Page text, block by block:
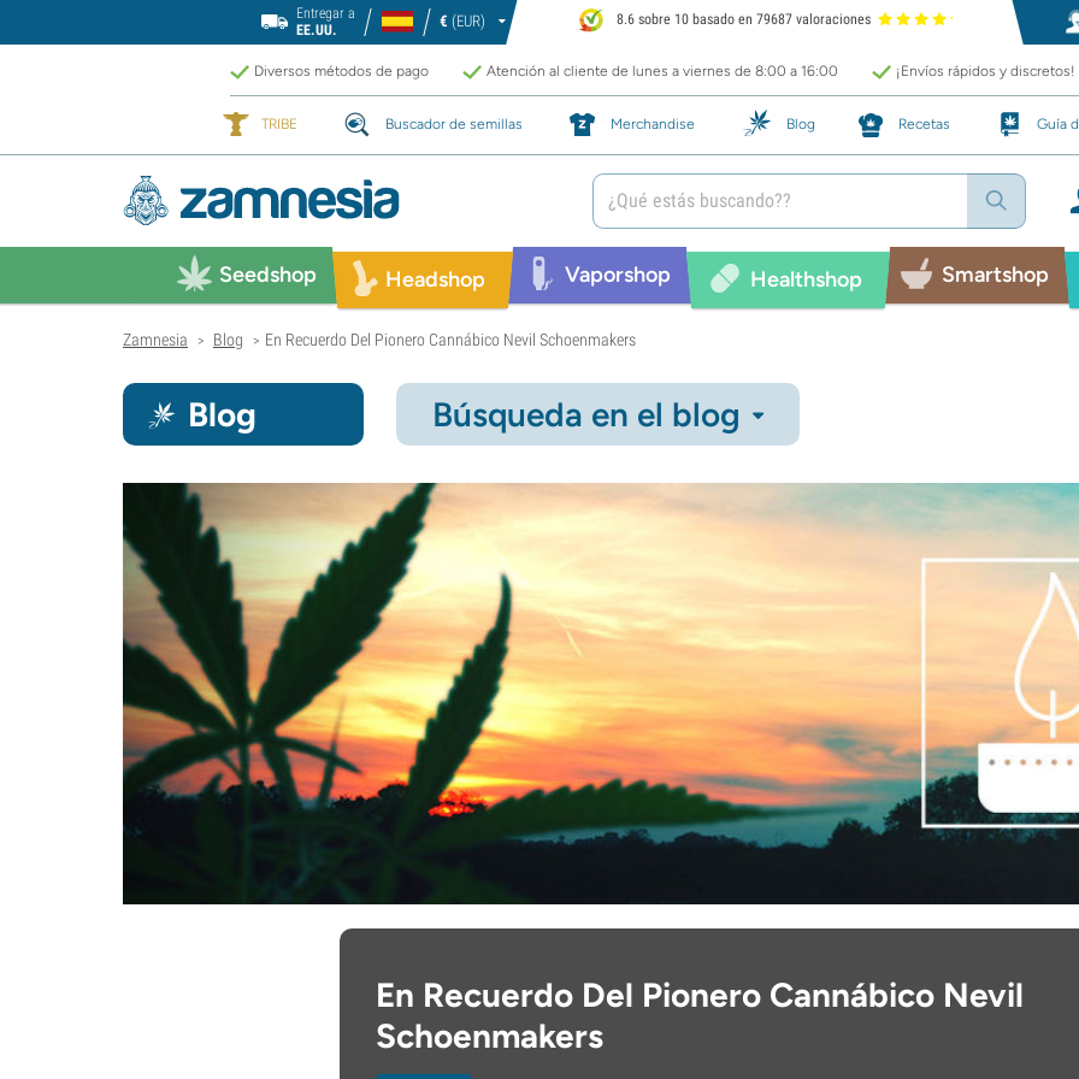
Entregar a
EE.UU.
€ (EUR) 8.6 sobre 10 basado en 79687 valoraciones
Diversos métodos de pago Atención al cliente de lunes a viernes de 8:00 a 16:00 ¡Envíos rápidos y discretos!
TRIBE Buscador de semillas Merchandise Blog Recetas Guía
Seedshop Headshop Vaporshop Healthshop Smartshop
Zamnesia > Blog > En Recuerdo Del Pionero Cannábico Nevil Schoenmakers
Blog Búsqueda en el blog
En Recuerdo Del Pionero Cannábico Nevil
Schoenmakers